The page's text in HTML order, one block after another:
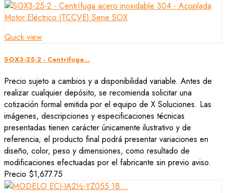
Quick view
SOX3-25-2 - Centrífuga...
Precio sujeto a cambios y a disponibilidad variable. Antes de
realizar cualquier depósito, se recomienda solicitar una
cotización formal emitida por el equipo de X Soluciones. Las
imágenes, descripciones y especificaciones técnicas
presentadas tienen carácter únicamente ilustrativo y de
referencia; el producto final podrá presentar variaciones en
diseño, color, peso y dimensiones, como resultado de
modificaciones efectuadas por el fabricante sin previo aviso.
Precio $1,677.75